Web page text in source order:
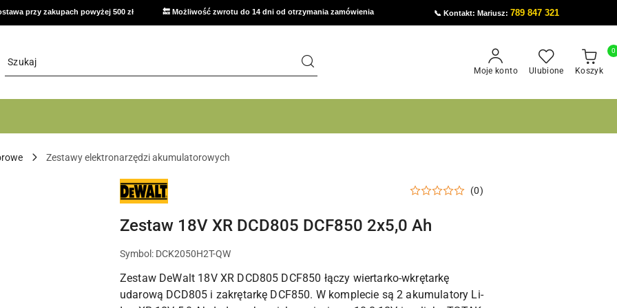
przy zakupach powyżej 500 zł 🔙 Możliwość zwrotu do 14 dni od otrzymania zamówienia 📞 Kontakt: Mariusz:789 847 321
Moje konto Ulubione Koszyk
0
Zestawy elektronarzędzi akumulatorowych
NARZĘDZIA
ELEKTRONARZĘDZIA
DO
WARSZTATU,
I
PRAC
(0)
Zestaw 18V XR DCD805 DCF850 2x5,0 Ah
Symbol: DCK2050H2T-QW
Zestaw DeWalt 18V XR DCD805 DCF850 łączy wiertarko-wkrętarkę
udarową DCD805 i zakrętarkę DCF850. W komplecie są 2 akumulatory Li-